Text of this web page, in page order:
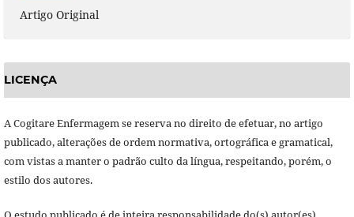
Artigo Original
LICENÇA
A Cogitare Enfermagem se reserva no direito de efetuar, no artigo
publicado, alterações de ordem normativa, ortográfica e gramatical,
com vistas a manter o padrão culto da língua, respeitando, porém, o
estilo dos autores.